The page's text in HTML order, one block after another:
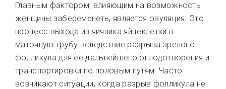
Главным фактором, влияющим на возможность
женщины забеременеть, является овуляция. Это
процесс выхода из яичника яйцеклетки в
маточную трубу вследствие разрыва зрелого
фолликула для ее дальнейшего оплодотворения и
транспортировки по половым путям. Часто
возникают ситуации, когда разрыв фолликула не